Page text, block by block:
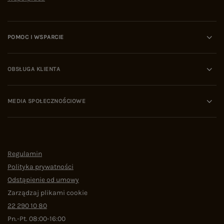
POMOC I WSPARCIE
OBSŁUGA KLIENTA
MEDIA SPOŁECZNOŚCIOWE
Regulamin
Polityka prywatności
Odstąpienie od umowy
Zarządzaj plikami cookie
22 290 10 80
Pn.-Pt. 08:00-16:00